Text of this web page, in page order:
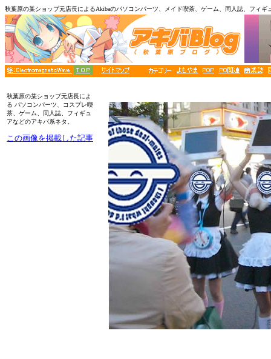
秋葉原の某ショップ元店長によるAkibaのパソコンパーツ、メイド喫茶、ゲーム、同人誌、フィ
秋葉原の某ショップ元店長によ
る パソコンパーツ、コスプレ喫
茶、ゲーム、同人誌、フィギュ
アなどのアキバ系ネタ。
この画像を掲載した記事